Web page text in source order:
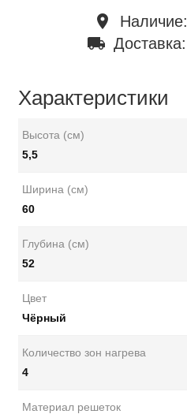
place Наличие:
local_shipping Доставка:
Характеристики
Высота (см)
5,5
Ширина (см)
60
Глубина (см)
52
Цвет
Чёрный
Количество зон нагрева
4
Материал решеток